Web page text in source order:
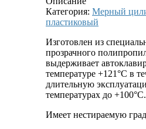
Категория: Мерный
пластиковый
Изготовлен из
прозрачного
выдерживает
температуре +121°С в
длительную
температурах до +100°С.
Имеет нестираемую